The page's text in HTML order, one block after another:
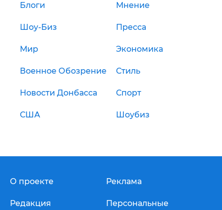
Блоги Мнение
Шоу-Биз Пресса
Мир Экономика
Военное Обозрение Стиль
Новости Донбасса Спорт
США Шоубиз
О проекте
Редакция
Реклама
Персональные